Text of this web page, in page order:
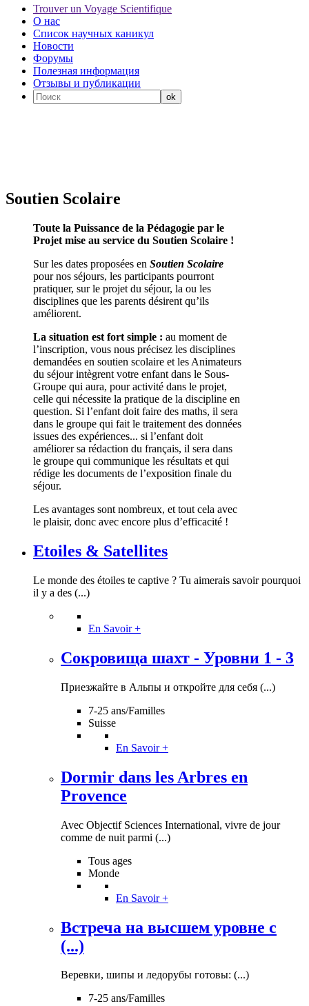
Trouver un Voyage Scientifique
О нас
Список научных каникул
Новости
Форумы
Полезная информация
Отзывы и публикации
Soutien Scolaire
Toute la Puissance de la Pédagogie par le
Projet mise au service du Soutien Scolaire !
Sur les dates proposées en Soutien Scolaire
pour nos séjours, les participants pourront
pratiquer, sur le projet du séjour, la ou les
disciplines que les parents désirent qu’ils
améliorent.
La situation est fort simple : au moment de
l’inscription, vous nous précisez les disciplines
demandées en soutien scolaire et les Animateurs
du séjour intègrent votre enfant dans le Sous-
Groupe qui aura, pour activité dans le projet,
celle qui nécessite la pratique de la discipline en
question. Si l’enfant doit faire des maths, il sera
dans le groupe qui fait le traitement des données
issues des expériences... si l’enfant doit
améliorer sa rédaction du français, il sera dans
le groupe qui communique les résultats et qui
rédige les documents de l’exposition finale du
séjour.
Les avantages sont nombreux, et tout cela avec
le plaisir, donc avec encore plus d’efficacité !
Etoiles & Satellites
Le monde des étoiles te captive ? Tu aimerais savoir pourquoi
il y a des (...)
En Savoir +
Сокровища шахт - Уровни 1 - 3
Приезжайте в Альпы и откройте для себя (...)
7-25 ans/Familles
Suisse
En Savoir +
Dormir dans les Arbres en
Provence
Avec Objectif Sciences International, vivre de jour
comme de nuit parmi (...)
Tous ages
Monde
En Savoir +
Встреча на высшем уровне с
(...)
Веревки, шипы и ледорубы готовы: (...)
7-25 ans/Familles